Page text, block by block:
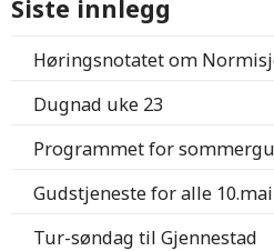
Siste innlegg
Høringsnotatet om
Dugnad uke 23
Programmet for
Gudstjeneste for alle 10.mai
Tur-søndag til Gjennestad